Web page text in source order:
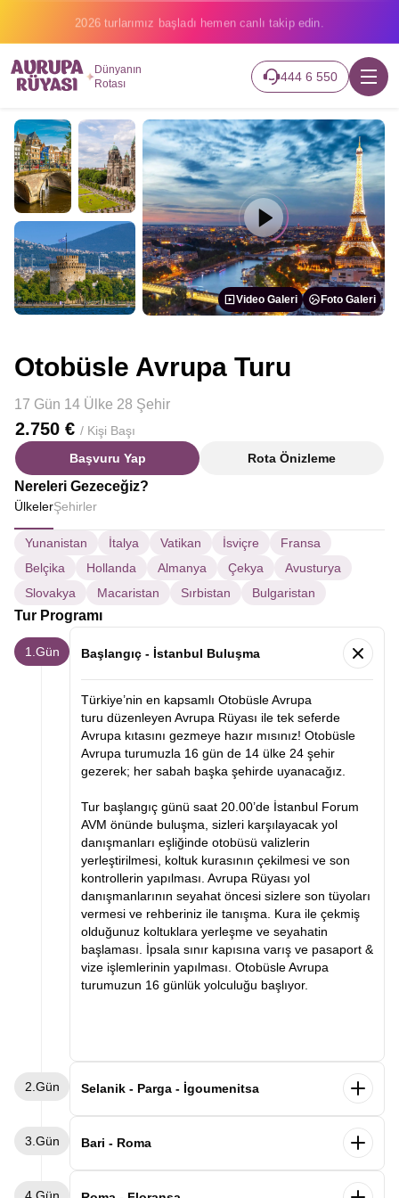
2026 turlarımız başladı hemen canlı takip edin.
Dünyanın
Rotası
444 6 550
Video Galeri Foto Galeri
Otobüsle Avrupa Turu
17 Gün 14 Ülke 28 Şehir
2.750 € / Kişi Başı
Başvuru Yap
Rota Önizleme
Nereleri Gezeceğiz?
ÜlkelerŞehirler
Yunanistan İtalya Vatikan İsviçre
Fransa
Belçika
Hollanda Almanya Çekya
Avusturya
Slovakya
Macaristan Sırbistan Bulgaristan
Tur Programı
1.Gün Başlangıç - İstanbul Buluşma
Türkiye’nin en kapsamlı Otobüsle Avrupa
turu düzenleyen Avrupa Rüyası ile tek seferde
Avrupa kıtasını gezmeye hazır mısınız! Otobüsle
Avrupa turumuzla 16 gün de 14 ülke 24 şehir
gezerek; her sabah başka şehirde uyanacağız.
Tur başlangıç günü saat 20.00’de İstanbul Forum
AVM önünde buluşma, sizleri karşılayacak yol
danışmanları eşliğinde otobüsü valizlerin
yerleştirilmesi, koltuk kurasının çekilmesi ve son
kontrollerin yapılması. Avrupa Rüyası yol
danışmanlarının seyahat öncesi sizlere son tüyoları
vermesi ve rehberiniz ile tanışma. Kura ile çekmiş
olduğunuz koltuklara yerleşme ve seyahatin
başlaması. İpsala sınır kapısına varış ve pasaport &
vize işlemlerinin yapılması. Otobüsle Avrupa
turumuzun 16 günlük yolculuğu başlıyor.
2.Gün Selanik - Parga - İgoumenitsa
Ardından Selanik şehir turu. Selanik’te görülecek
yerler arasında Atatürk’ün evi, Kordon, Beyaz Kule
3.Gün Bari - Roma